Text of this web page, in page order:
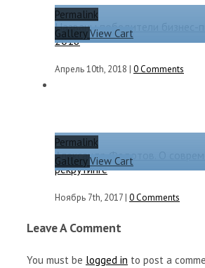
Permalink
GalleryView Cart
Названы победители бизнес-
2018
Апрель 10th, 2018 | 0 Comments
Permalink
GalleryView Cart
Александр Федотов. О
рекрутинге
Ноябрь 7th, 2017 | 0 Comments
Leave A Comment
You must be logged in to post a